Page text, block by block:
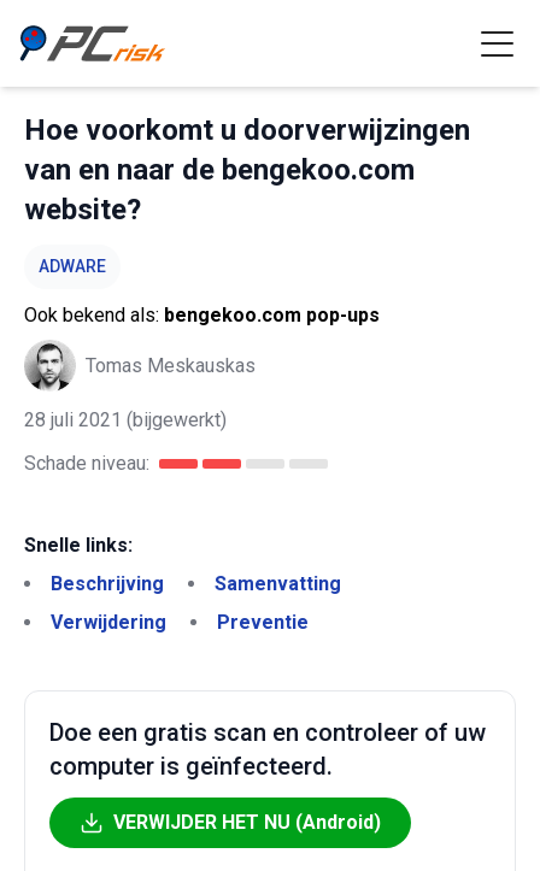
Hoe voorkomt u doorverwijzingen
van en naar de bengekoo.com
website?
ADWARE
Ook bekend als: bengekoo.com pop-ups
Tomas Meskauskas
28 juli 2021 (bijgewerkt)
Schade niveau:
Snelle links:
Beschrijving
Samenvatting
Verwijdering
Preventie
Doe een gratis scan en controleer of uw
computer is geïnfecteerd.
VERWIJDER HET NU (Android)